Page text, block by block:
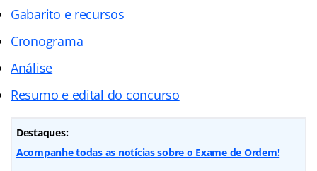
Gabarito e recursos
Cronograma
Análise
Resumo e edital do concurso
Destaques:
Acompanhe todas as notícias sobre o Exame de Ordem!